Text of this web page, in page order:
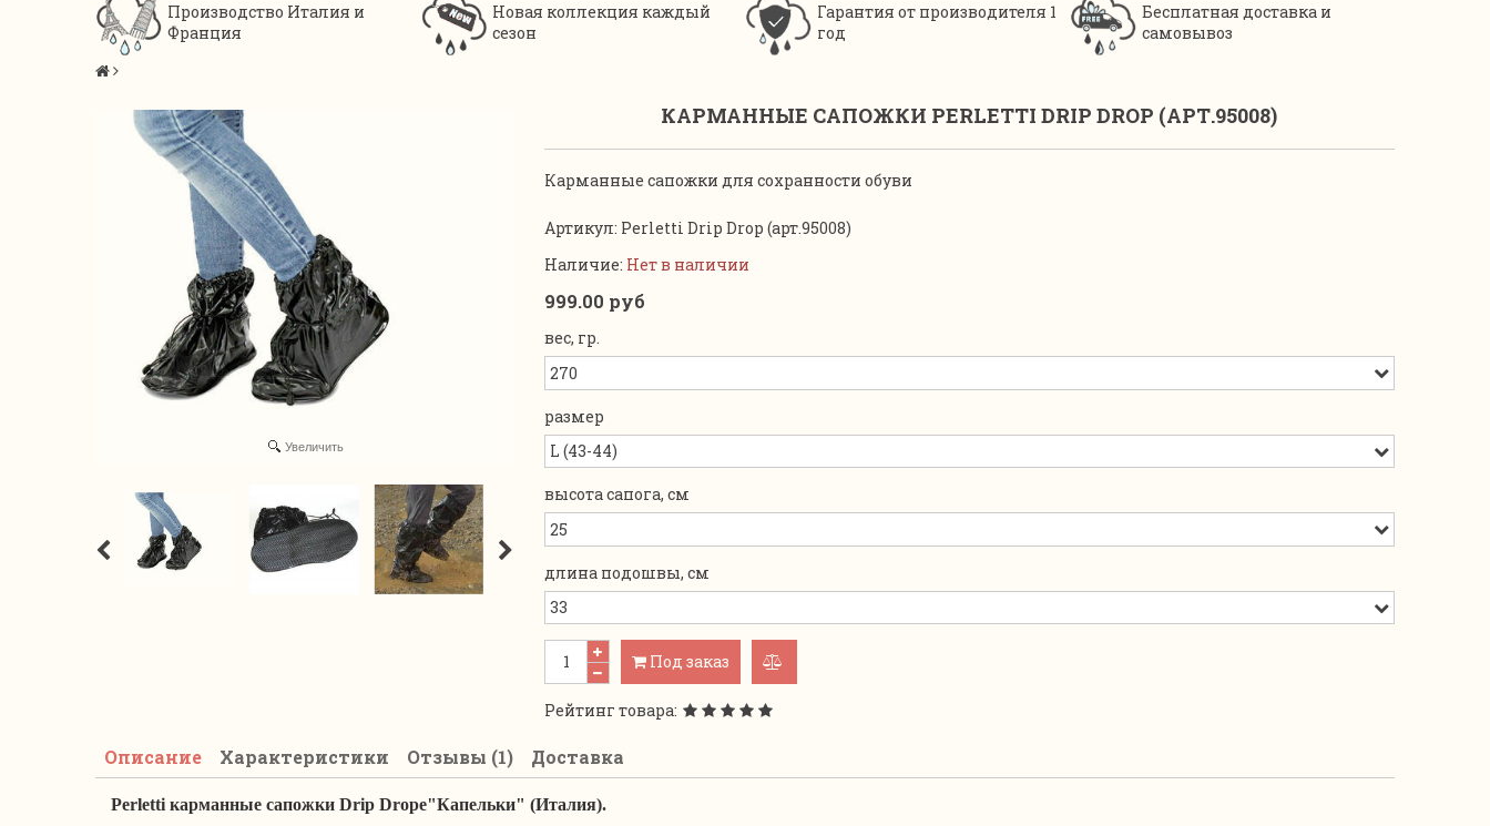
Производство Италия и
Франция
Новая коллекция каждый
сезон
Гарантия от производителя 1
год
Бесплатная доставка и
самовывоз
Увеличить
КАРМАННЫЕ САПОЖКИ PERLETTI DRIP DROP (АРТ.95008)
Карманные сапожки для сохранности обуви
Артикул: Perletti Drip Drop (арт.95008)
Наличие: Нет в наличии
999.00 руб
вес, гр.
размер
высота сапога, см
длина подошвы, см
Под заказ
Рейтинг товара:
Описание Характеристики Отзывы (1) Доставка
Perletti карманные сапожки Drip Drope"Капельки" (Италия).